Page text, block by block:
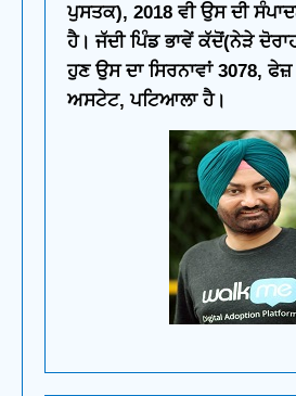
ਪੁਸਤਕ), 2018 ਵੀ ਉਸ ਦੀ
ਹੈ। ਜੱਦੀ ਪਿੰਡ ਭਾਵੇਂ ਕੱਦੋਂ(ਨੇੜੇ
ਹੁਣ ਉਸ ਦਾ ਸਿਰਨਾਵਾਂ 3078,
ਅਸਟੇਟ, ਪਟਿਆਲਾ ਹੈ।